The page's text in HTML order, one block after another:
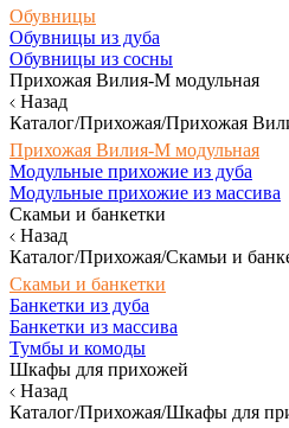
Обувницы
Обувницы из дуба
Обувницы из сосны
Прихожая Вилия-М модульная
Назад
Каталог/Прихожая/Прихожая
Прихожая Вилия-М модульная
Модульные прихожие из дуба
Модульные прихожие из массива
Скамьи и банкетки
Назад
Каталог/Прихожая/Скамьи и
Скамьи и банкетки
Банкетки из дуба
Банкетки из массива
Тумбы и комоды
Шкафы для прихожей
Назад
Каталог/Прихожая/Шкафы для